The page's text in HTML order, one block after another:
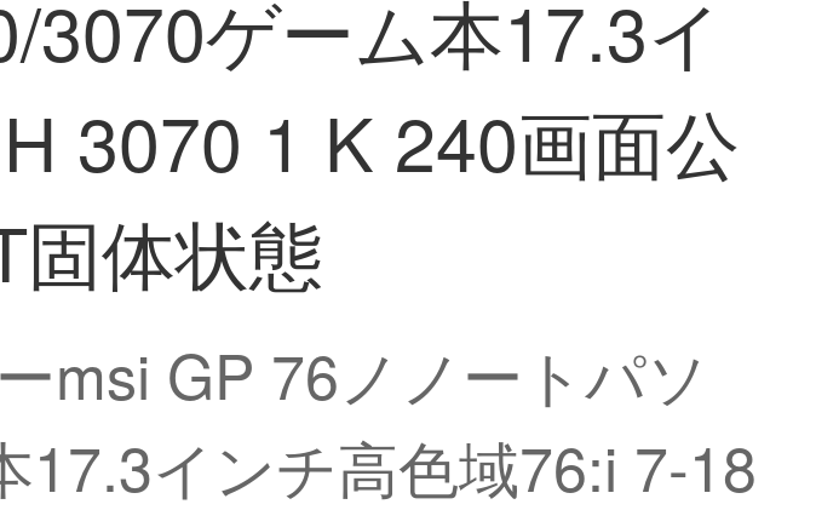
3070ゲーム本17.3イ
3070 1 K 240画面公
体状態
msi GP 76ノノートパソ
17.3インチ高色域76:i 7-18